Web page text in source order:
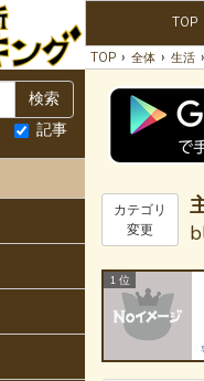
検索
記事
TOP
TOP › 全体 › 生活 ›
カテゴリ
変更
1 位